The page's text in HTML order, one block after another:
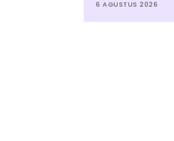
6 AGUSTUS 2026